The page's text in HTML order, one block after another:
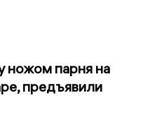
ножом парня на
предъявили